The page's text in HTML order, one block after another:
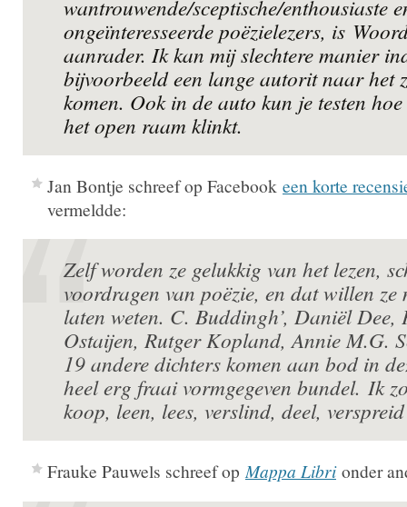
wantrouwende/sceptische/enthousiaste
ongeïnteresseerde poëzielezers, is
aanrader. Ik kan mij slechtere manier
bijvoorbeeld een lange autorit naar het
komen. Ook in de auto kun je testen
het open raam klinkt.
Jan Bontje schreef op Facebook een korte
vermeldde:
Zelf worden ze gelukkig van het lezen,
voordragen van poëzie, en dat willen
laten weten. C. Buddingh’, Daniël Dee,
Ostaijen, Rutger Kopland, Annie M.G.
19 andere dichters komen aan bod in
heel erg fraai vormgegeven bundel. Ik
koop, leen, lees, verslind, deel,
Frauke Pauwels schreef op Mappa Librionder